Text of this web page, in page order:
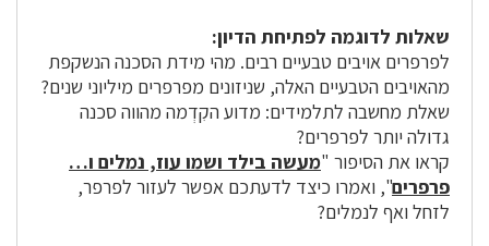
שאלות לדוגמה לפתיחת הדיון:
לפרפרים אויבים טבעיים רבים. מהי מידת הסכנה הנשקפת
מהאויבים הטבעיים האלה, שניזונים מפרפרים מיליוני שנים?
שאלת מחשבה לתלמידים: מדוע הקִדְמה מהווה סכנה
גדולה יותר לפרפרים?
קראו את הסיפור "מעשה בילד ושמו עוז, נמלים ו…
פרפרים", ואמרו כיצד לדעתכם אפשר לעזור לפרפר,
לזחל ואף לנמלים?